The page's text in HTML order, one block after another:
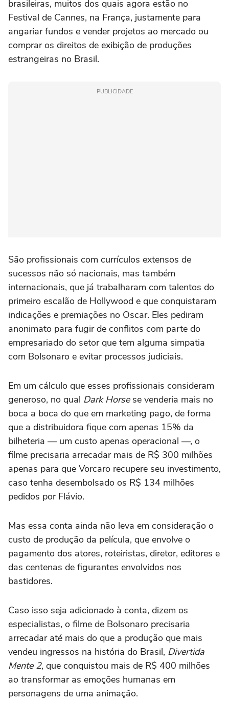
brasileiras, muitos dos quais agora estão no
Festival de Cannes, na França, justamente para
angariar fundos e vender projetos ao mercado ou
comprar os direitos de exibição de produções
estrangeiras no Brasil.
PUBLICIDADE
São profissionais com currículos extensos de
sucessos não só nacionais, mas também
internacionais, que já trabalharam com talentos do
primeiro escalão de Hollywood e que conquistaram
indicações e premiações no Oscar. Eles pediram
anonimato para fugir de conflitos com parte do
empresariado do setor que tem alguma simpatia
com Bolsonaro e evitar processos judiciais.
Em um cálculo que esses profissionais consideram
generoso, no qual Dark Horsese venderia mais no
boca a boca do que em marketing pago, de forma
que a distribuidora fique com apenas 15% da
bilheteria — um custo apenas operacional —, o
filme precisaria arrecadar mais de R$ 300 milhões
apenas para que Vorcaro recupere seu investimento,
caso tenha desembolsado os R$ 134 milhões
pedidos por Flávio.
Mas essa conta ainda não leva em consideração o
custo de produção da película, que envolve o
pagamento dos atores, roteiristas, diretor, editores e
das centenas de figurantes envolvidos nos
bastidores.
Caso isso seja adicionado à conta, dizem os
especialistas, o filme de Bolsonaro precisaria
arrecadar até mais do que a produção que mais
vendeu ingressos na história do Brasil, Divertida
Mente 2, que conquistou mais de R$ 400 milhões
ao transformar as emoções humanas em
personagens de uma animação.